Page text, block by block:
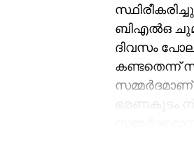
ബിഎല്‍ഒ
ദിവസം
കണ്ടതെന്ന്
ഭരണകൂടം